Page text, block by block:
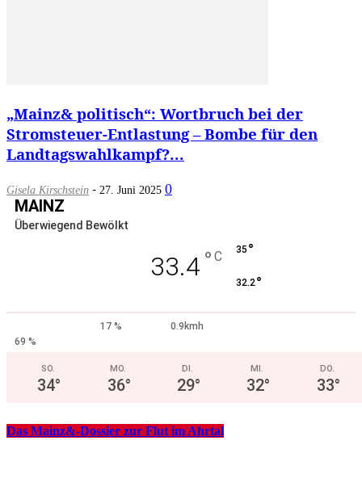
„Mainz& politisch“: Wortbruch bei der
Stromsteuer-Entlastung – Bombe für den
Landtagswahlkampf?...
Gisela Kirschstein - 27. Juni 2025 0
MAINZ
Überwiegend Bewölkt
33.4 ° C 35 °
32.2°
17 %
0.9kmh
69 %
SO.
34°
MO.
36°
DI.
29°
MI.
32°
DO.
33°
Das Mainz&-Dossier zur Flut im Ahrtal